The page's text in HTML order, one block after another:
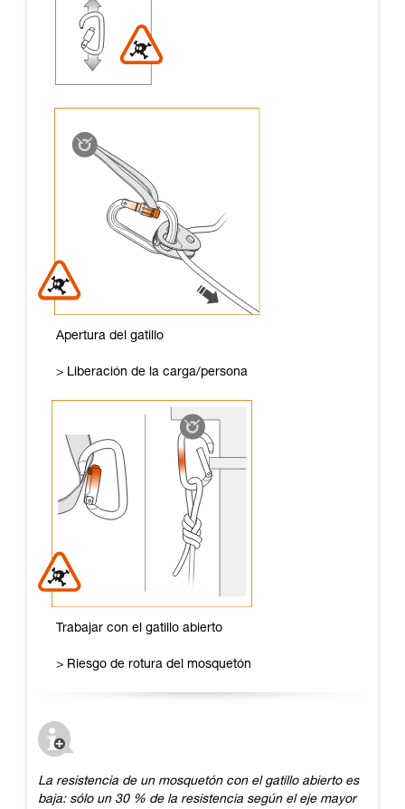
Apertura del gatillo
> Liberación de la carga/persona
Trabajar con el gatillo abierto
> Riesgo de rotura del mosquetón
La resistencia de un mosquetón con el gatillo abierto es
baja: sólo un 30 % de la resistencia según el eje mayor